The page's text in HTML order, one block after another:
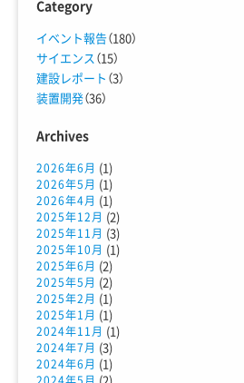
Category
イベント報告（180）
サイエンス （15）
建設レポート （3）
装置開発（36）
Archives
2026年6月 (1)
2026年5月 (1)
2026年4月 (1)
2025年12月 (2)
2025年11月 (3)
2025年10月 (1)
2025年6月 (2)
2025年5月 (2)
2025年2月 (1)
2025年1月 (1)
2024年11月 (1)
2024年7月 (3)
2024年6月 (1)
(2)